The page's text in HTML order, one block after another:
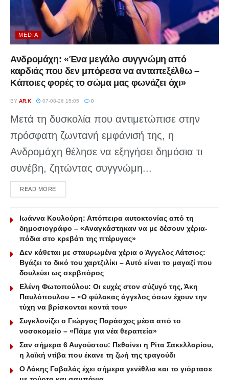
MEDIA
Ανδρομάχη: «Ένα μεγάλο συγγνώμη από
καρδιάς που δεν μπόρεσα να ανταπεξέλθω –
Κάποιες φορές το σώμα μας φωνάζει όχι»
BY AR.K 07-08-26 15:05 0
Μετά τη δυσκολία που αντιμετώπισε στην
πρόσφατη ζωντανή εμφάνισή της, η
Ανδρομάχη θέλησε να εξηγήσει δημόσια τι
συνέβη, ζητώντας συγγνώμη...
READ MOREDETAILS
Ιωάννα Κουλούρη: Απόπειρα αυτοκτονίας από τη
δημοσιογράφο – «Aναγκάστηκαν να με δέσουν χέρια-
πόδια στο κρεβάτι της πτέρυγας»
Δεν κάθεται με σταυρωμένα χέρια ο Άγγελος Λάτσιος:
Βγάζει το δικό του χαρτζιλίκι – Αυτό είναι το μαγαζί που
δουλεύει ως σερβιτόρος
Ελένη Φωτοπούλου: Οι ευχές στον σύζυγό της, Άκη
Παυλόπουλου – «Ο φύλακας άγγελος όσων έχουν την
τύχη να βρίσκονται κοντά του»
Συγκλονίζει ο Γιώργος Παράσχος μέσα από το
νοσοκομείο – «Πάμε για νέα θεραπεία»
Σαν σήμερα 6 Αυγούστου: Πεθαίνει η Ρίτα Σακελλαρίου,
η λαϊκή ντίβα που έκανε τη ζωή της τραγούδι
Ο Λάκης Γαβαλάς έχει σήμερα γενέθλια και το γιόρτασε